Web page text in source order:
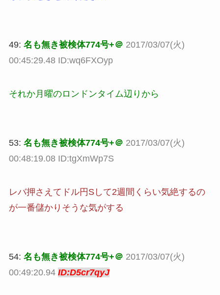
49: 名も無き被検体774号+＠ 2017/03/07(火)
00:45:29.48 ID:wq6FXOyp
それか月曜のロンドンタイム辺りから
53: 名も無き被検体774号+＠ 2017/03/07(火)
00:48:19.08 ID:tgXmWp7S
レバ押さえてドル円Sして2週間くらい気絶するの
が一番儲かりそうな気がする
54: 名も無き被検体774号+＠ 2017/03/07(火)
00:49:20.94 ID:D5cr7qyJ